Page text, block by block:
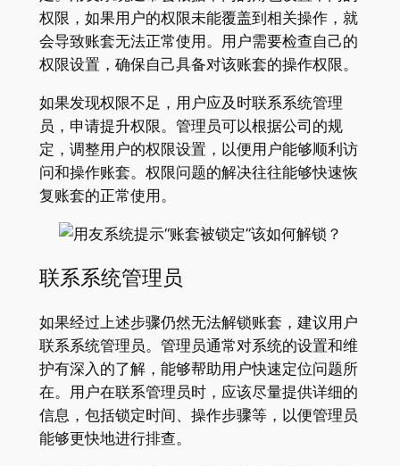
权限，如果用户的权限未能覆盖到相关操作，就
会导致账套无法正常使用。用户需要检查自己的
权限设置，确保自己具备对该账套的操作权限。
如果发现权限不足，用户应及时联系系统管理
员，申请提升权限。管理员可以根据公司的规
定，调整用户的权限设置，以便用户能够顺利访
问和操作账套。权限问题的解决往往能够快速恢
复账套的正常使用。
联系系统管理员
如果经过上述步骤仍然无法解锁账套，建议用户
联系系统管理员。管理员通常对系统的设置和维
护有深入的了解，能够帮助用户快速定位问题所
在。用户在联系管理员时，应该尽量提供详细的
信息，包括锁定时间、操作步骤等，以便管理员
能够更快地进行排查。